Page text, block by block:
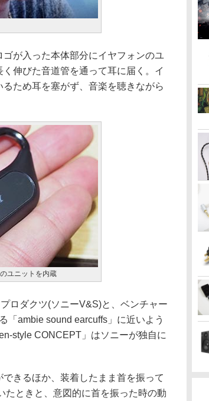
が入った本体部分にイヤフォンのユ
伸びた音道管を通って耳に届く。イ
ため耳を塞がず、音楽を聴きながら
ユニットを内蔵
ロダクツ(ソニーV&S)と、ベンチャー
「ambie sound earcuffs」に近いよう
style CONCEPT」はソニーが独自に
きるほか、装着したまま首を振って
たときと、意図的に首を振った時の動